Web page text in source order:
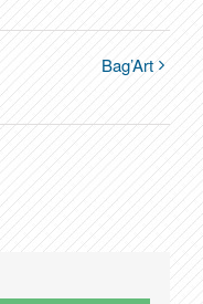
Bag’Art